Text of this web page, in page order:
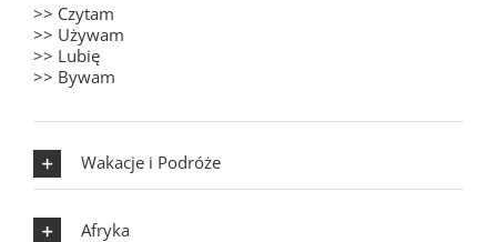
>> Czytam
>> Używam
>> Lubię
>> Bywam
Wakacje i Podróże
Afryka